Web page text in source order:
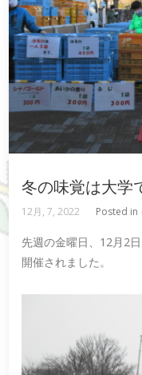
冬の味覚は大学
12月, 7, 2022 Posted in
先週の金曜日、12月2
開催されました。